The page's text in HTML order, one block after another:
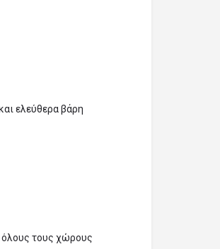
ελεύθερα βάρη
όλους τους χώρους